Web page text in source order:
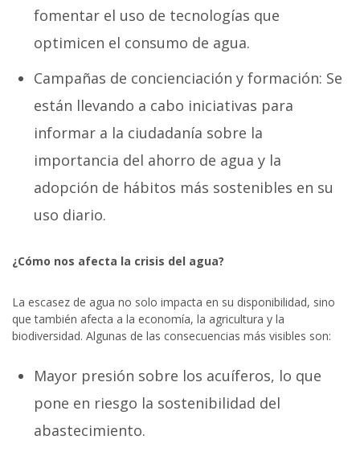
fomentar el uso de tecnologías que
optimicen el consumo de agua.
Campañas de concienciación y formación: Se
están llevando a cabo iniciativas para
informar a la ciudadanía sobre la
importancia del ahorro de agua y la
adopción de hábitos más sostenibles en su
uso diario.
¿Cómo nos afecta la crisis del agua?
La escasez de agua no solo impacta en su disponibilidad, sino
que también afecta a la economía, la agricultura y la
biodiversidad. Algunas de las consecuencias más visibles son:
Mayor presión sobre los acuíferos, lo que
pone en riesgo la sostenibilidad del
abastecimiento.